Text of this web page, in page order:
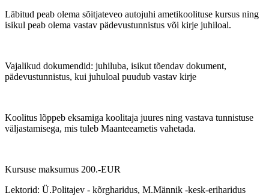
Läbitud peab olema sõitjateveo autojuhi ametikoolituse kursus ning
isikul peab olema vastav pädevustunnistus või kirje juhiloal.
Vajalikud dokumendid: juhiluba, isikut tõendav dokument,
pädevustunnistus, kui juhuloal puudub vastav kirje
Koolitus lõppeb eksamiga koolitaja juures ning vastava tunnistuse
väljastamisega, mis tuleb Maanteeametis vahetada.
Kursuse maksumus 200.-EUR
Lektorid: Ü.Politajev - kõrgharidus, M.Männik -kesk-eriharidus